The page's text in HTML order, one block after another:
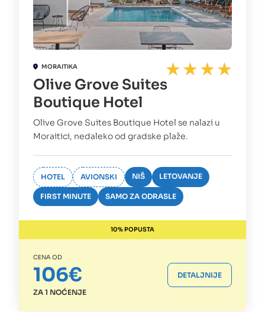
MORAITIKA
Olive Grove Suites
Boutique Hotel
Olive Grove Suites Boutique Hotel se nalazi u
Moraitici, nedaleko od gradske plaže.
HOTEL AVIONSKI NIŠ LETOVANJE
FIRST MINUTE SAMO ZA ODRASLE
10% POPUSTA
CENA OD
106€
ZA 1 NOĆENJE
DETALJNIJE